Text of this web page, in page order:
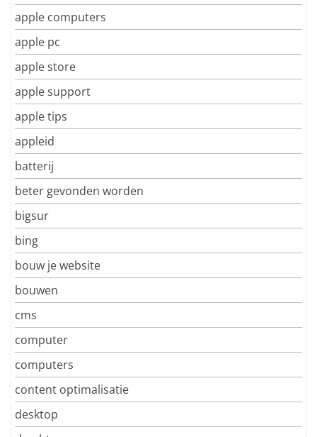
apple computers
apple pc
apple store
apple support
apple tips
appleid
batterij
beter gevonden worden
bigsur
bing
bouw je website
bouwen
cms
computer
computers
content optimalisatie
desktop